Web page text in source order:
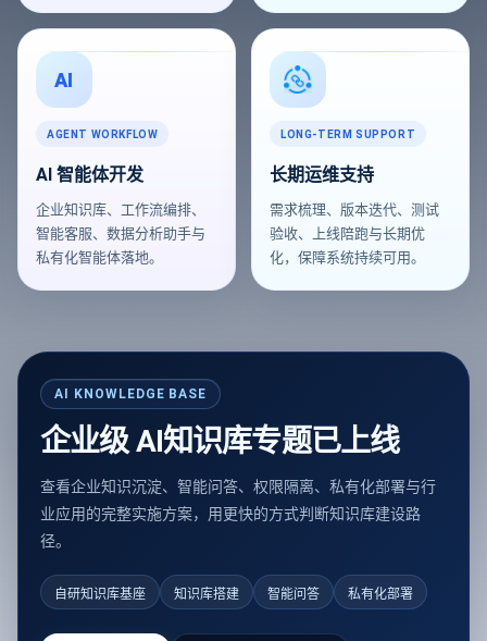
AI
AGENT WORKFLOW
AI 智能体开发
企业知识库、工作流编排、
智能客服、数据分析助手与
私有化智能体落地。
LONG-TERM SUPPORT
长期运维支持
需求梳理、版本迭代、测试
验收、上线陪跑与长期优
化，保障系统持续可用。
AI KNOWLEDGE BASE
企业级 AI知识库专题已上线
查看企业知识沉淀、智能问答、权限隔离、私有化部署与行
业应用的完整实施方案，用更快的方式判断知识库建设路
径。
自研知识库基座 知识库搭建 智能问答 私有化部署